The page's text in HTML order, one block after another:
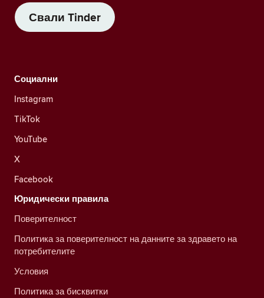
Свали Tinder
Социални
Instagram
TikTok
YouTube
X
Facebook
Юридически правила
Поверителност
Политика за поверителност на данните за здравето на
потребителите
Условия
Политика за бисквитки